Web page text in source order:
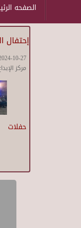
الصفحه
إحتفال
10-27
مركز
حفلات